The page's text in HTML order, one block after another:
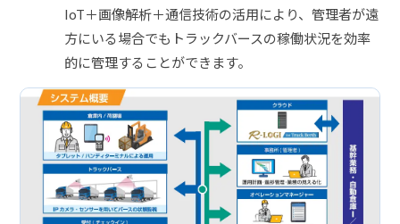
IoT＋画像解析＋通信技術の活用により、管理者が遠
方にいる場合でもトラックバースの稼働状況を効率
的に管理することができます。